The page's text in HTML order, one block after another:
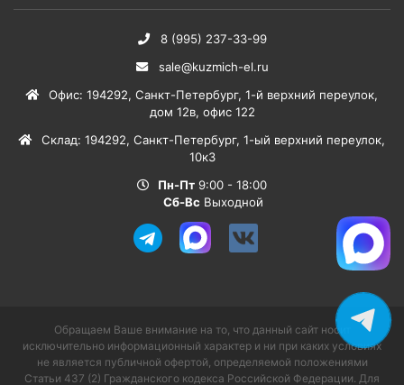
8 (995) 237-33-99
sale@kuzmich-el.ru
Офис: 194292, Санкт-Петербург, 1-й верхний переулок,
дом 12в, офис 122
Склад: 194292, Санкт-Петербург, 1-ый верхний переулок,
10к3
Пн-Пт 9:00 - 18:00
Сб-Вс Выходной
Обращаем Ваше внимание на то, что данный сайт носит
исключительно информационный характер и ни при каких условиях
не является публичной офертой, определяемой положениями
Статьи 437 (2) Гражданского кодекса Российской Федерации. Для